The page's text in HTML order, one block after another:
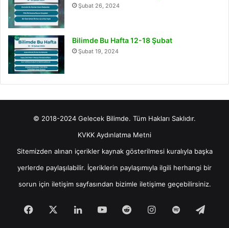
Şubat 26, 2024
Bilimde Bu Hafta 12-18 Şubat
Şubat 19, 2024
© 2018-2024 Gelecek Bilimde. Tüm Hakları Saklıdır.
KVKK Aydınlatma Metni
Sitemizden alınan içerikler kaynak gösterilmesi kuralıyla başka
yerlerde paylaşılabilir. İçeriklerin paylaşımıyla ilgili herhangi bir
sorun için iletişimsayfasından bizimle iletişime geçebilirsiniz.
Facebook LinkedInYouTubeRedditInstagram
Spotify